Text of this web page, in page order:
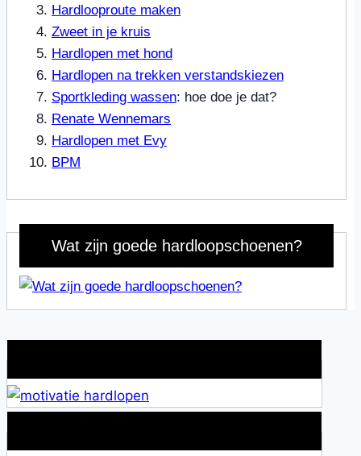
Hardlooproute maken
Zweet in je kruis
Hardlopen met hond
Hardlopen na trekken verstandskiezen
Sportkleding wassen: hoe doe je dat?
Renate Wennemars
Hardlopen met Evy
BPM
Wat zijn goede hardloopschoenen?